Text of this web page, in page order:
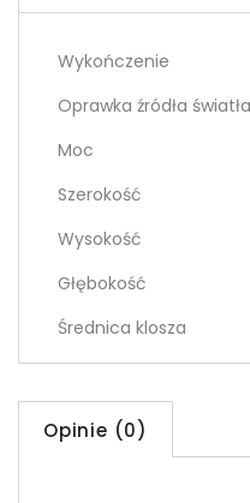
Wykończenie
Oprawka źródła światła
Moc
Szerokość
Wysokość
Głębokość
Średnica klosza
Opinie (0)